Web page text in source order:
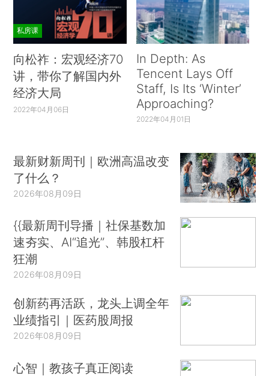
私房课
向松祚：宏观经济70
讲，带你了解国内外
经济大局
2022年04月06日
In Depth: As
Tencent Lays Off
Staff, Is Its ‘Winter’
Approaching?
2022年04月01日
最新财新周刊｜欧洲高温改变
了什么？
2026年08月09日
{{最新周刊导播｜社保基数加
速夯实、AI“追光”、韩股杠杆
狂潮
2026年08月09日
创新药再活跃，龙头上调全年
业绩指引｜医药股周报
2026年08月09日
心智｜教孩子真正阅读